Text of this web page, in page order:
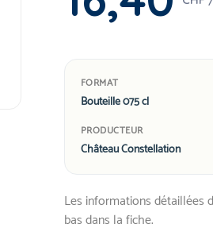
FORMAT
Bouteille 075 cl
PRODUCTEUR
Château Constellation
Les informations détaillées
bas dans la fiche.